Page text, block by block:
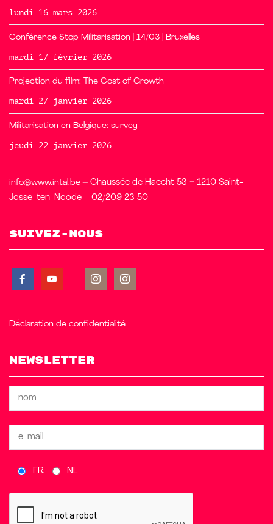
lundi 16 mars 2026
Conférence Stop Militarisation | 14/03 | Bruxelles
mardi 17 février 2026
Projection du film: The Cost of Growth
mardi 27 janvier 2026
Militarisation en Belgique: survey
jeudi 22 janvier 2026
info@www.intal.be – Chaussée de Haecht 53 – 1210 Saint-
Josse-ten-Noode – 02/209 23 50
Suivez-nous
Déclaration de confidentialité
Newsletter
FR NL